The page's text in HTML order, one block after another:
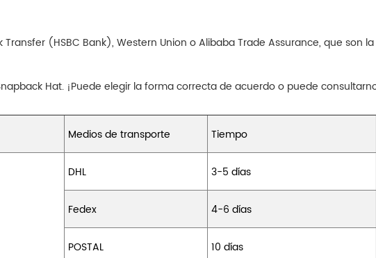
(HSBC Bank), Western Union o Alibaba Trade Assurance, que son
Hat. ¡Puede elegir la forma correcta de acuerdo o puede
Medios de transporte Tiempo
DHL 3-5 días
Fedex 4-6 días
POSTAL 10 días